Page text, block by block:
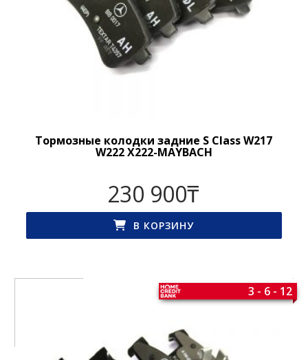
Тормозные колодки задние S Class W217
W222 X222-MAYBACH
230 900₸
В КОРЗИНУ
3 - 6 - 12